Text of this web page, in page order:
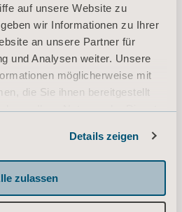
auf unsere Website zu
wir Informationen zu Ihrer
an unsere Partner für
und Analysen weiter. Unsere
möglicherweise mit
die Sie ihnen bereitgestellt
Ihrer Nutzung der Dienste
Details zeigen
zulassen
2024